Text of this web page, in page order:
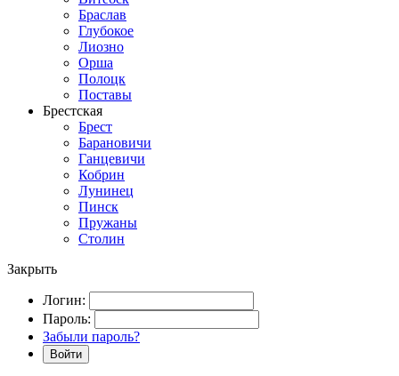
Браслав
Глубокое
Лиозно
Орша
Полоцк
Поставы
Брестская
Брест
Барановичи
Ганцевичи
Кобрин
Лунинец
Пинск
Пружаны
Столин
Закрыть
Логин:
Пароль:
Забыли пароль?
Войти